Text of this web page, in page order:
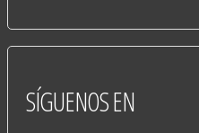
SÍGUENOSEN